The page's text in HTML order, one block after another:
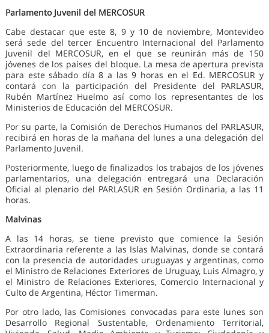
Parlamento Juvenil del MERCOSUR
Cabe destacar que este 8, 9 y 10 de noviembre, Montevideo
será sede del tercer Encuentro Internacional del Parlamento
Juvenil del MERCOSUR, en el que se reunirán más de 150
jóvenes de los países del bloque. La mesa de apertura prevista
para este sábado día 8 a las 9 horas en el Ed. MERCOSUR y
contará con la participación del Presidente del PARLASUR,
Rubén Martínez Huelmo así como los representantes de los
Ministerios de Educación del MERCOSUR.
Por su parte, la Comisión de Derechos Humanos del PARLASUR,
recibirá en horas de la mañana del lunes a una delegación del
Parlamento Juvenil.
Posteriormente, luego de finalizados los trabajos de los jóvenes
parlamentarios, una delegación entregará una Declaración
Oficial al plenario del PARLASUR en Sesión Ordinaria, a las 11
horas.
Malvinas
A las 14 horas, se tiene previsto que comience la Sesión
Extraordinaria referente a las Islas Malvinas, donde se contará
con la presencia de autoridades uruguayas y argentinas, como
el Ministro de Relaciones Exteriores de Uruguay, Luis Almagro, y
el Ministro de Relaciones Exteriores, Comercio Internacional y
Culto de Argentina, Héctor Timerman.
Por otro lado, las Comisiones convocadas para este lunes son
Desarrollo Regional Sustentable, Ordenamiento Territorial,